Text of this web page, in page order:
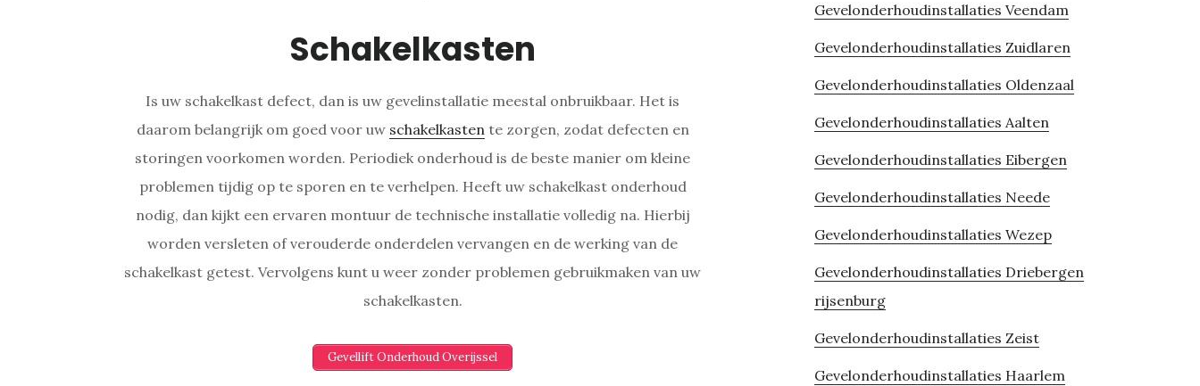
Schakelkasten
Is uw schakelkast defect, dan is uw gevelinstallatie meestal onbruikbaar. Het is
daarom belangrijk om goed voor uw schakelkastente zorgen, zodat defecten en
storingen voorkomen worden. Periodiek onderhoud is de beste manier om kleine
problemen tijdig op te sporen en te verhelpen. Heeft uw schakelkast onderhoud
nodig, dan kijkt een ervaren montuur de technische installatie volledig na. Hierbij
worden versleten of verouderde onderdelen vervangen en de werking van de
schakelkast getest. Vervolgens kunt u weer zonder problemen gebruikmaken van uw
schakelkasten.
Gevellift Onderhoud Overijssel
Gevelonderhoudinstallaties Veendam
Gevelonderhoudinstallaties Zuidlaren
Gevelonderhoudinstallaties Oldenzaal
Gevelonderhoudinstallaties Aalten
Gevelonderhoudinstallaties Eibergen
Gevelonderhoudinstallaties Neede
Gevelonderhoudinstallaties Wezep
Gevelonderhoudinstallaties Driebergen
rijsenburg
Gevelonderhoudinstallaties Zeist
Gevelonderhoudinstallaties Haarlem